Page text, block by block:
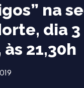
na
dia
21,30h